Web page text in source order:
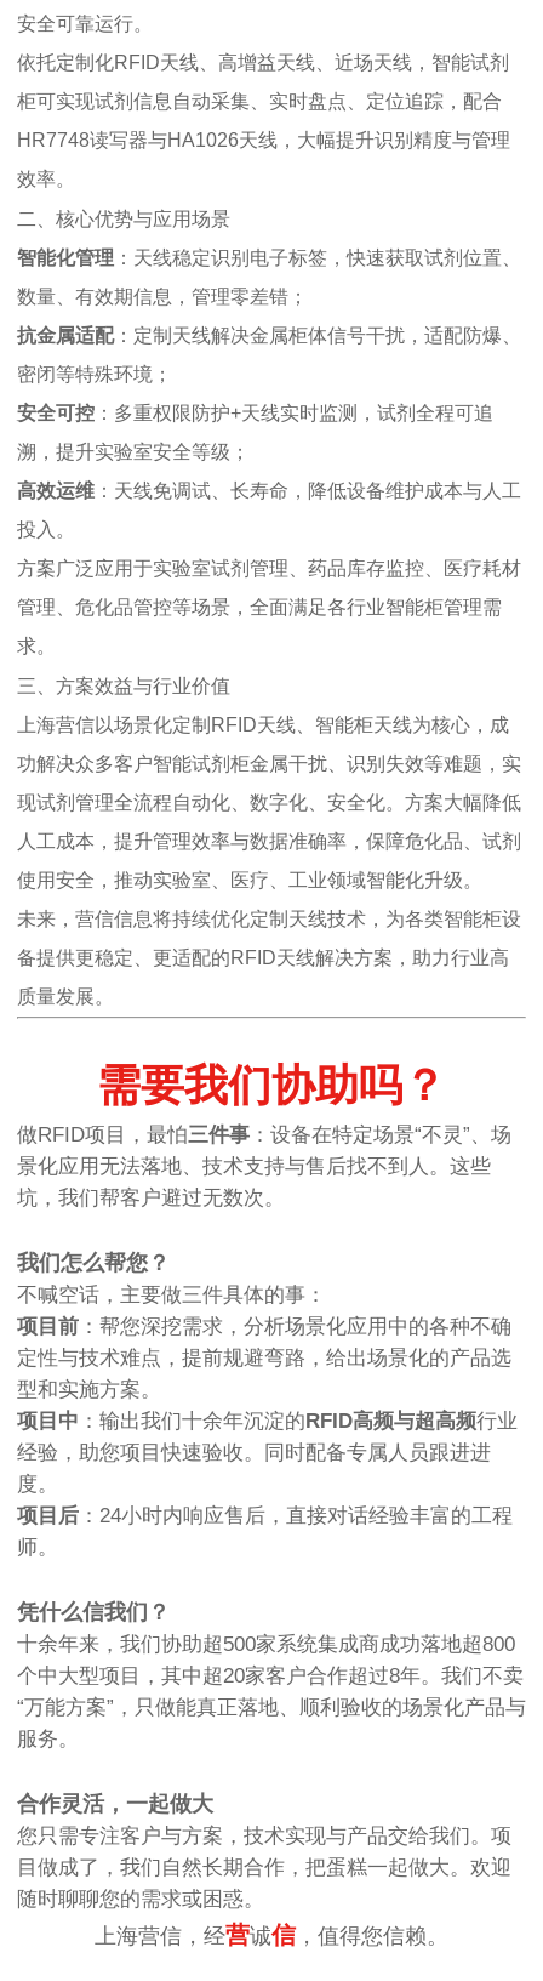
安全可靠运行。
依托定制化RFID天线、高增益天线、近场天线，智能试剂
柜可实现试剂信息自动采集、实时盘点、定位追踪，配合
HR7748读写器与HA1026天线，大幅提升识别精度与管理
效率。
二、核心优势与应用场景
智能化管理 ：天线稳定识别电子标签，快速获取试剂位置、
数量、有效期信息，管理零差错；
抗金属适配：定制天线解决金属柜体信号干扰，适配防爆、
密闭等特殊环境；
安全可控 ：多重权限防护+天线实时监测，试剂全程可追
溯，提升实验室安全等级；
高效运维 ：天线免调试、长寿命，降低设备维护成本与人工
投入。
方案广泛应用于实验室试剂管理、药品库存监控、医疗耗材
管理、危化品管控等场景，全面满足各行业智能柜管理需
求。
三、方案效益与行业价值
上海营信以场景化定制RFID天线、智能柜天线为核心，成
功解决众多客户智能试剂柜金属干扰、识别失效等难题，实
现试剂管理全流程自动化、数字化、安全化。方案大幅降低
人工成本，提升管理效率与数据准确率，保障危化品、试剂
使用安全，推动实验室、医疗、工业领域智能化升级。
未来，营信信息将持续优化定制天线技术，为各类智能柜设
备提供更稳定、更适配的RFID天线解决方案，助力行业高
质量发展。
需要我们协助吗？
做RFID项目，最怕三件事 ：设备在特定场景“不灵”、场
景化应用无法落地、技术支持与售后找不到人。这些
坑，我们帮客户避过无数次。
我们怎么帮您？
不喊空话，主要做三件具体的事：
项目前 ：帮您深挖需求，分析场景化应用中的各种不确
定性与技术难点，提前规避弯路，给出场景化的产品选
型和实施方案。
项目中 ：输出我们十余年沉淀的RFID高频与超高频行业
经验，助您项目快速验收。同时配备专属人员跟进进
度。
项目后 ：24小时内响应售后，直接对话经验丰富的工程
师。
凭什么信我们？
十余年来，我们协助超500家系统集成商成功落地超800
个中大型项目，其中超20家客户合作超过8年。我们不卖
“万能方案”，只做能真正落地、顺利验收的场景化产品与
服务。
合作灵活，一起做大
您只需专注客户与方案，技术实现与产品交给我们。项
目做成了，我们自然长期合作，把蛋糕一起做大。欢迎
随时聊聊您的需求或困惑。
上海营信，经营诚信，值得您信赖。